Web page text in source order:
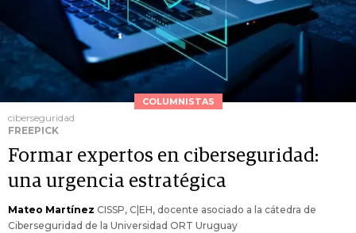
COLUMNISTAS
ciberseguridad
FREEPICK
Formar expertos en ciberseguridad:
una urgencia estratégica
Mateo Martínez CISSP, C|EH, docente asociado a la cátedra de
Ciberseguridad de la Universidad ORT Uruguay